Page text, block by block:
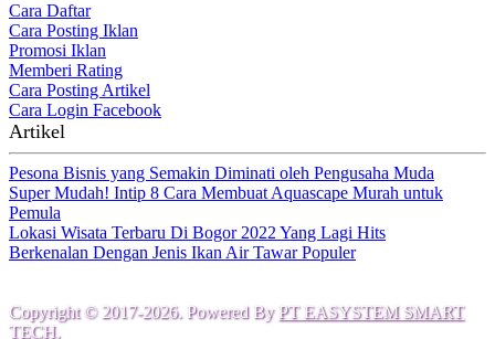
Cara Daftar
Cara Posting Iklan
Promosi Iklan
Memberi Rating
Cara Posting Artikel
Cara Login Facebook
Artikel
Pesona Bisnis yang Semakin Diminati oleh Pengusaha Muda
Super Mudah! Intip 8 Cara Membuat Aquascape Murah untuk
Pemula
Lokasi Wisata Terbaru Di Bogor 2022 Yang Lagi Hits
Berkenalan Dengan Jenis Ikan Air Tawar Populer
Copyright © 2017-2026. Powered By PT EASYSTEM SMART
TECH.